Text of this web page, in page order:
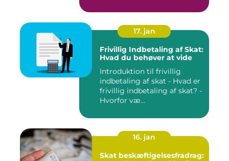
17. jan
Frivillig Indbetaling af Skat:
Hvad du behøver at vide
Introduktion til frivillig
indbetaling af skat - Hvad er
frivillig indbetaling af skat? -
Hvorfor væ...
16. jan
Skat beskæftigelsesfradrag: